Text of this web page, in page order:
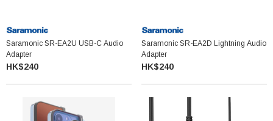
Saramonic SR-EA2U USB-C Audio
Adapter
HK$240
Saramonic SR-EA2D Lightning Audio
Adapter
HK$240